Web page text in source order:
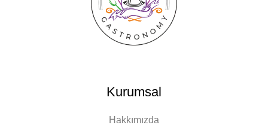
Kurumsal
Hakkımızda